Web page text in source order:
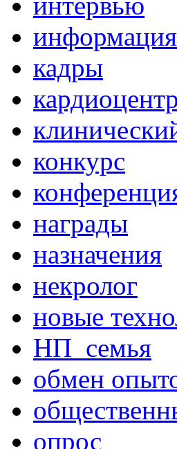
кадры
кардиоцентр
конкурс
награды
назначения
некролог
новые
НП_семья
обмен
опрос